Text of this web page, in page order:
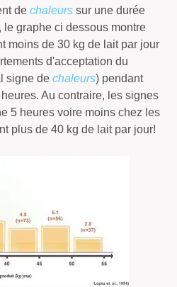
de chaleurs sur une durée
le graphe ci dessous montre
moins de 30 kg de lait par jour
d'acceptation du
signe de chaleurs) pendant
Au contraire, les signes
5 heures voire moins chez les
plus de 40 kg de lait par jour!